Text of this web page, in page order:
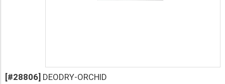
[#28806] DEODRY-ORCHID